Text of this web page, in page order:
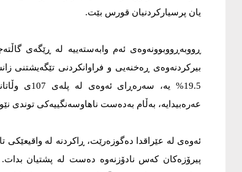
یان پرسیارکردنیان قورس بێت.
ڕووبەڕووبوونەوەی ئەم وابەستەییە لە ڕێگەی
بیرکردنەوەی ڕەخنەیی و فراوانکردنی تێگەیشتنی
19.5% یە،
عەرەبیدایە، بەڵام بەدەست ناهاوسەنگییەکی توندی
ئەوەی لە عێراقدا دەگوزەرێت، ڕاکردنە لە
پیرۆزەکان کەس نادۆزنەوە دەست لە پشتیان